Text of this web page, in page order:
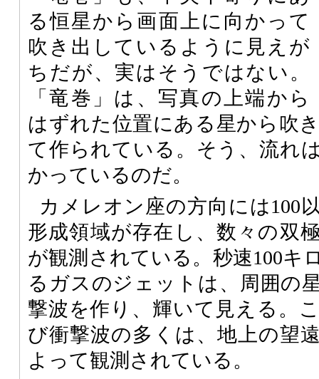
る恒星から画面上に向かって
吹き出しているように見えが
ちだが、実はそうではない。
「竜巻」は、写真の上端から
はずれた位置にある星から吹
て作られている。そう、流れ
かっているのだ。
カメレオン座の方向には100
形成領域が存在し、数々の双
が観測されている。秒速100キ
るガスのジェットは、周囲の
撃波を作り、輝いて見える。
び衝撃波の多くは、地上の望
よって観測されている。